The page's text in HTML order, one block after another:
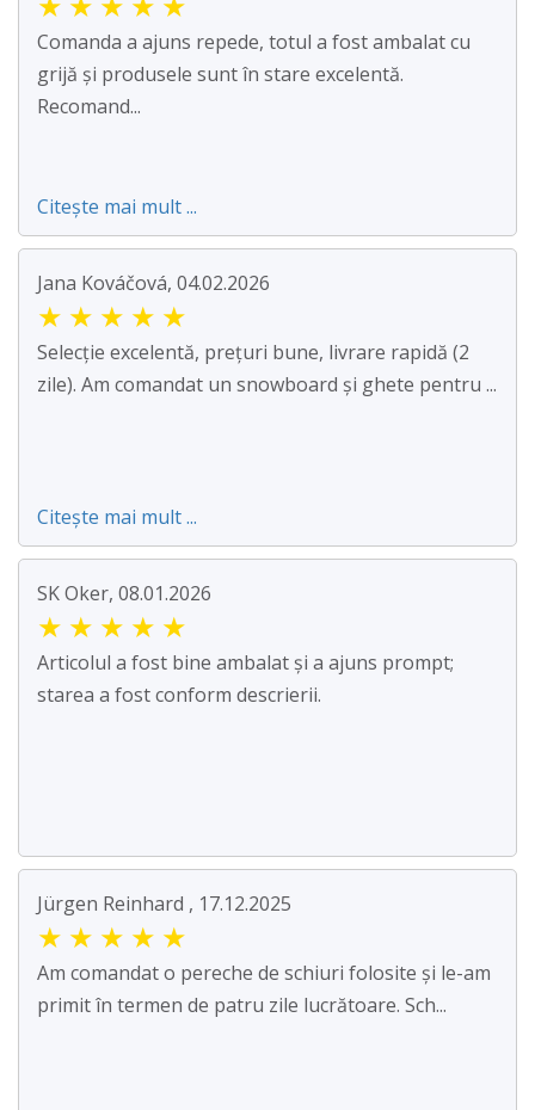
Comanda a ajuns repede, totul a fost ambalat cu
grijă și produsele sunt în stare excelentă.
Recomand...
Citește mai mult ...
Jana Kováčová, 04.02.2026
★ ★ ★ ★ ★
Selecție excelentă, prețuri bune, livrare rapidă (2
zile). Am comandat un snowboard și ghete pentru ...
Citește mai mult ...
SK Oker, 08.01.2026
★ ★ ★ ★ ★
Articolul a fost bine ambalat și a ajuns prompt;
starea a fost conform descrierii.
Jürgen Reinhard , 17.12.2025
★ ★ ★ ★ ★
Am comandat o pereche de schiuri folosite și le-am
primit în termen de patru zile lucrătoare. Sch...